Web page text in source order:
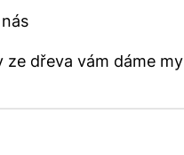
ze dřeva vám dáme my